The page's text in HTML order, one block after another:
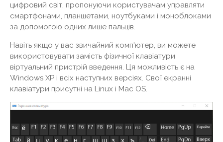
цифровий світ, пропонуючи користувачам управляти
смартфонами, планшетами, ноутбуками і моноблоками
за допомогою одних лише пальців.
Навіть якщо у вас звичайний комп'ютер, ви можете
використовувати замість фізичної клавіатури
віртуальний пристрій введення. Ця можливість є на
Windows XP і всіх наступних версіях. Свої екранні
клавіатури присутні на Linux і Mac OS.